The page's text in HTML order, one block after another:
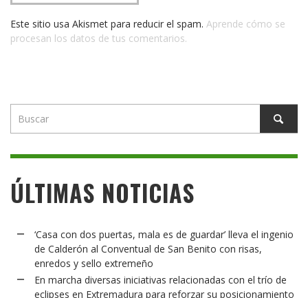
Este sitio usa Akismet para reducir el spam. Aprende cómo se
procesan los datos de tus comentarios.
ÚLTIMAS NOTICIAS
‘Casa con dos puertas, mala es de guardar’ lleva el ingenio
de Calderón al Conventual de San Benito con risas,
enredos y sello extremeño
En marcha diversas iniciativas relacionadas con el trío de
eclipses en Extremadura para reforzar su posicionamiento